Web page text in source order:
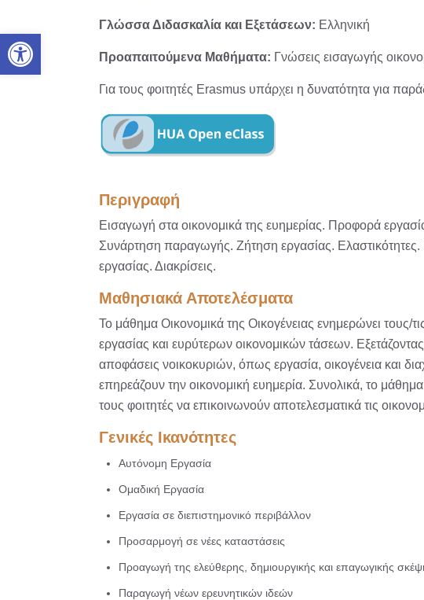
Ανοίξτε τη γραμμή εργαλείων
Γλώσσα Διδασκαλία και Εξετάσεων: Ελληνική
Προαπαιτούμενα Μαθήματα: Γνώσεις εισαγωγής
Για τους φοιτητές Erasmus υπάρχει η δυνατότητα για
Περιγραφή
Εισαγωγή στα οικονομικά της ευημερίας. Προφορά
Συνάρτηση παραγωγής. Ζήτηση εργασίας. Ελαστικότητες.
εργασίας. Διακρίσεις.
Μαθησιακά Αποτελέσματα
Το μάθημα Οικονομικά της Οικογένειας ενημερώνει τους/
εργασίας και ευρύτερων οικονομικών τάσεων.
αποφάσεις νοικοκυριών, όπως εργασία, οικογένεια και
επηρεάζουν την οικονομική ευημερία. Συνολικά, το
τους φοιτητές να επικοινωνούν αποτελεσματικά τις
Γενικές Ικανότητες
Αυτόνομη Εργασία
Ομαδική Εργασία
Εργασία σε διεπιστημονικό περιβάλλον
Προσαρμογή σε νέες καταστάσεις
Προαγωγή της ελεύθερης, δημιουργικής και επαγωγικής
Παραγωγή νέων ερευνητικών ιδεών